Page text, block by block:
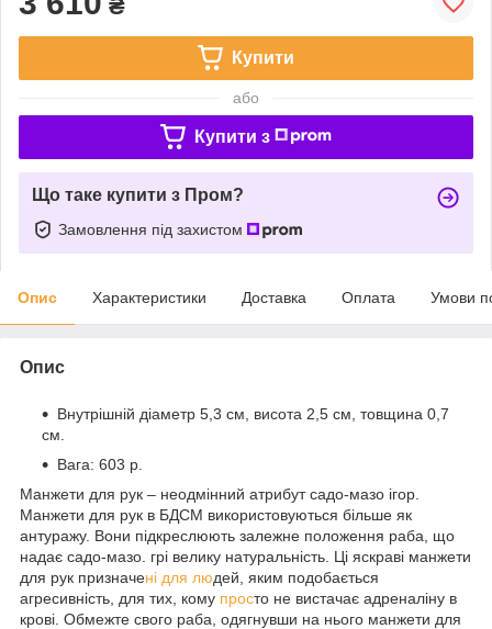
₴
Купити
або
Купити з
Що таке купити з Пром?
Замовлення під захистом
Опис Характеристики Доставка Оплата Умови
Опис
Внутрішній діаметр 5,3 см, висота 2,5 см, товщина 0,7
см.
Вага: 603 р.
Манжети для рук – неодмінний атрибут садо-мазо ігор.
Манжети для рук в БДСМ використовуються більше як
антуражу. Вони підкреслюють залежне положення раба, що
надає садо-мазо. грі велику натуральність. Ці яскраві манжети
для рук призначені для людей, яким подобається
агресивність, для тих, кому просто не вистачає адреналіну в
крові. Обмежте свого раба, одягнувши на нього манжети для